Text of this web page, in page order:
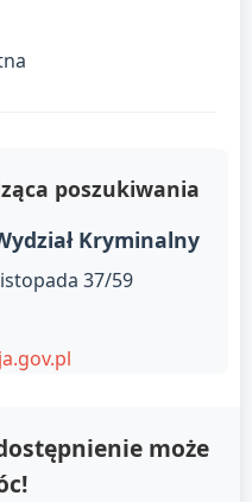
poszukiwania
Kryminalny
37/59
może